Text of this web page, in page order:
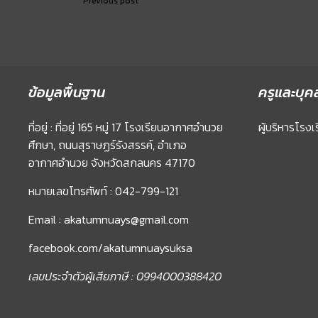
ข้อมูลพื้นฐาน
ที่อยู่ : ที่อยู่ 165 หมู่ 17 โรงเรียนอากาศอำนวย
ศึกษา, ถนนสุราษฏร์รังสรรค์, อำเภอ
อากาศอำนวย จังหวัดสกลนคร 47170
หมายเลขโทรศัพท์ : 042-799-121
Email : akatumnuays@gmail.com
facebook.com/akatumnuaysuksa
เลขประจำตัวผู้เสียภาษี : 0994000388420
ครูและบุค
ผู้บริหารโรง